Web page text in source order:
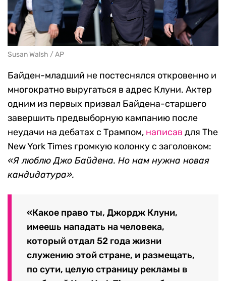
Susan Walsh / AP
Байден-младший не постеснялся откровенно и
многократно выругаться в адрес Клуни. Актер
одним из первых призвал Байдена-старшего
завершить предвыборную кампанию после
неудачи на дебатах с Трампом, написав для The
New York Times громкую колонку с заголовком:
«Я люблю Джо Байдена. Но нам нужна новая
кандидатура».
«Какое право ты, Джордж Клуни,
имеешь нападать на человека,
который отдал 52 года жизни
служению этой стране, и размещать,
по сути, целую страницу рекламы в